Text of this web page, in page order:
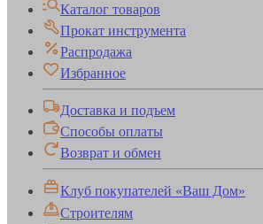
Каталог товаров
Прокат инструмента
Распродажа
Избранное
Доставка и подъем
Способы оплаты
Возврат и обмен
Клуб покупателей «Ваш Дом»
Строителям